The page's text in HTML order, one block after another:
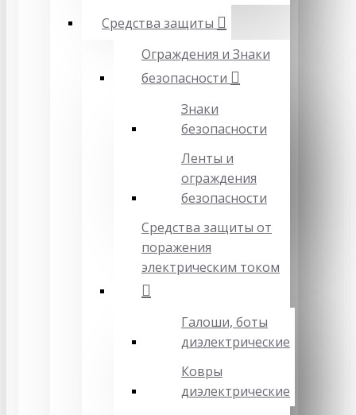
Средства защиты
Ограждения и Знаки
безопасности
Знаки
безопасности
Ленты и
ограждения
безопасности
Средства защиты от
поражения
электрическим током
Галоши, боты
диэлектрические
Ковры
диэлектрические